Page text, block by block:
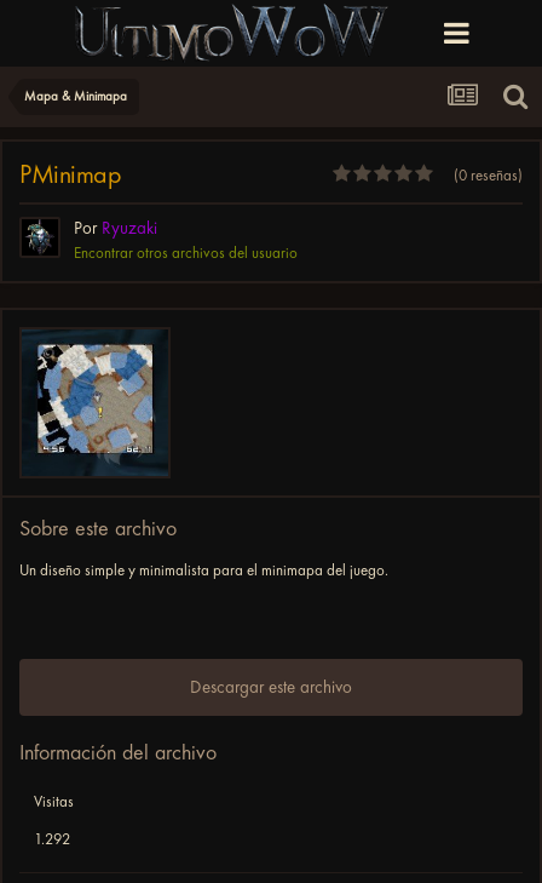
Mapa & Minimapa
PMinimap (0 reseñas)
Por Ryuzaki
Encontrar otros archivos del usuario
Sobre este archivo
Un diseño simple y minimalista para el minimapa del juego.
Descargar este archivo
Información del archivo
Visitas
1.292